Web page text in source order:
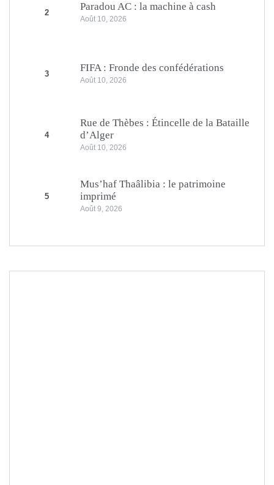
2
Paradou AC : la machine à cash
Août 10, 2026
3
FIFA : Fronde des confédérations
Août 10, 2026
4
Rue de Thèbes : Étincelle de la Bataille
d’Alger
Août 10, 2026
5
Mus’haf Thaâlibia : le patrimoine
imprimé
Août 9, 2026